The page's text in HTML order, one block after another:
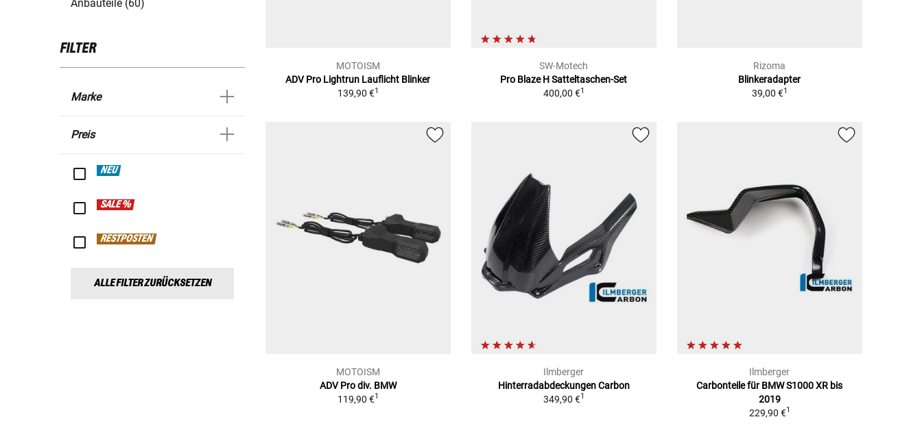
Anbauteile (60)
FILTER
Marke
Preis
NEU
SALE %
RESTPOSTEN
ALLE FILTER ZURÜCKSETZEN
MOTOISM
ADV Pro Lightrun Lauflicht Blinker
139,90 €1
SW-Motech
Pro Blaze H Satteltaschen-Set
400,00 €1
Rizoma
Blinkeradapter
39,00 €1
MOTOISM
ADV Pro div. BMW
119,90 €1
Ilmberger
Hinterradabdeckungen Carbon
349,90 €1
Ilmberger
Carbonteile für BMW S1000 XR bis
2019
229,90 €1